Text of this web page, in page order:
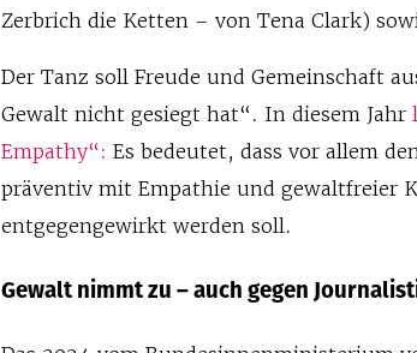
Zerbrich die Ketten – von Tena Clark)
Der Tanz soll Freude und Gemeinschaft
Gewalt nicht gesiegt hat“. In diesem Jahr
Empathy“: Es bedeutet, dass vor allem
präventiv mit Empathie und gewaltfreier
entgegengewirkt werden soll.
Gewalt nimmt zu – auch gegen